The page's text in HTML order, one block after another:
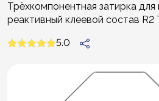
Трёхкомпонентная затирка
реактивный клеевой состав R2
5.0